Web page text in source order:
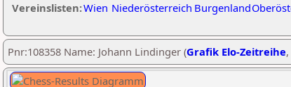
Vereinslisten:Wien Niederösterreich Burgenland
Pnr:108358 Name: Johann Lindinger (Grafik Elo-Zeitreihe,